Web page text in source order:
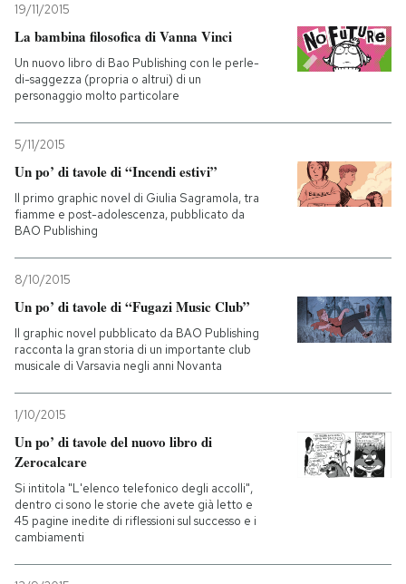
19/11/2015
La bambina filosofica di Vanna Vinci
Un nuovo libro di Bao Publishing con le perle-
di-saggezza (propria o altrui) di un
personaggio molto particolare
5/11/2015
Un po’ di tavole di “Incendi estivi”
Il primo graphic novel di Giulia Sagramola, tra
fiamme e post-adolescenza, pubblicato da
BAO Publishing
8/10/2015
Un po’ di tavole di “Fugazi Music Club”
Il graphic novel pubblicato da BAO Publishing
racconta la gran storia di un importante club
musicale di Varsavia negli anni Novanta
1/10/2015
Un po’ di tavole del nuovo libro di
Zerocalcare
Si intitola "L'elenco telefonico degli accolli",
dentro ci sono le storie che avete già letto e
45 pagine inedite di riflessioni sul successo e i
cambiamenti